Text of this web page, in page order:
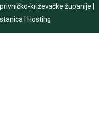
križevačke županije
Hosting